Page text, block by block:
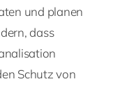
und planen
dass
Schutz von